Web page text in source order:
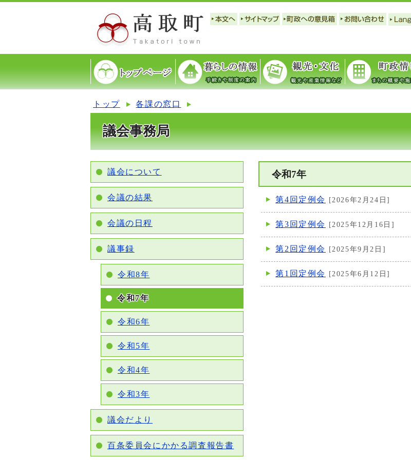
トップ 各課の窓口
議会事務局
議会について
会議の結果
会議の日程
議事録
令和8年
令和7年
令和6年
令和5年
令和4年
令和3年
議会だより
百条委員会にかかる調査報告書
令和7年
第4回定例会 [2026年2月24日]
第3回定例会 [2025年12月16日]
第2回定例会 [2025年9月2日]
第1回定例会 [2025年6月12日]